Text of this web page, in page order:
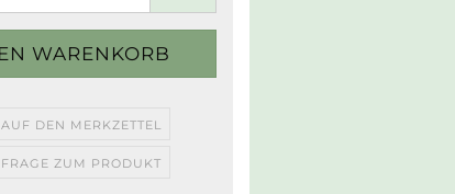
AUF DEN MERKZETTEL
FRAGE ZUM PRODUKT